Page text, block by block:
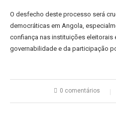
O desfecho deste processo será
democráticas em Angola,
confiança nas instituições eleitorais
governabilidade e da participação
0 comentários